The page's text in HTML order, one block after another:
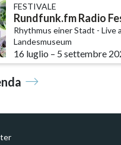
FESTIVALE
Rundfunk.fm Radio
Rhythmus einer Stadt - Live
Landesmuseum
16 luglio – 5 settembre